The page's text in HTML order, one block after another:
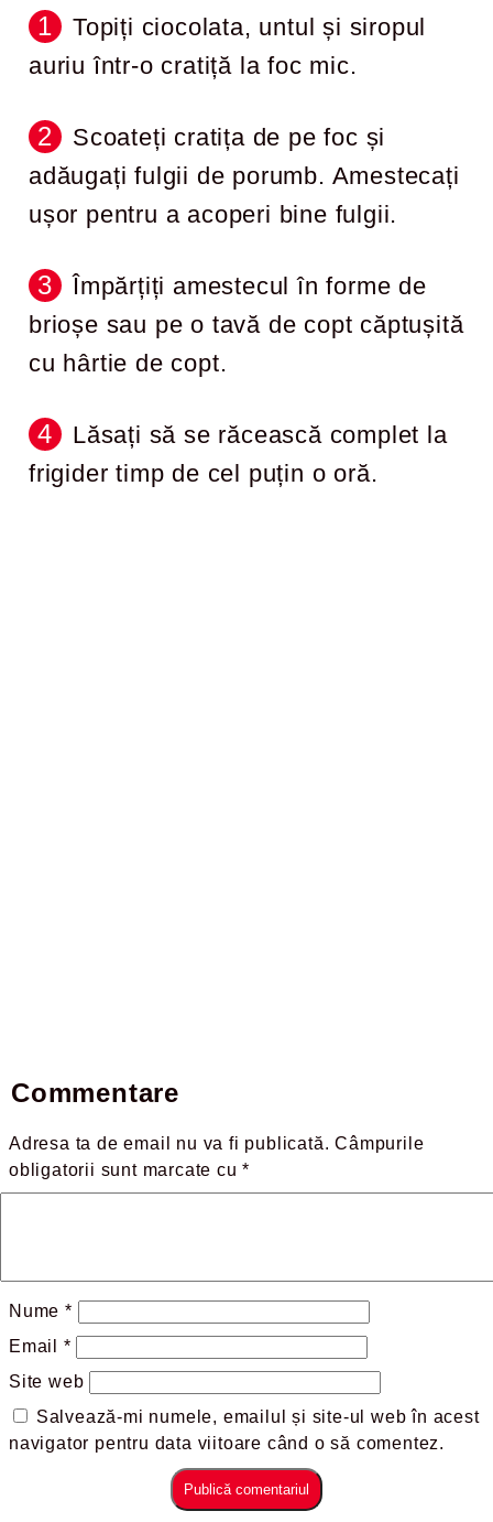
Topiți ciocolata, untul și siropul
auriu într-o cratiță la foc mic.
Scoateți cratița de pe foc și
adăugați fulgii de porumb. Amestecați
ușor pentru a acoperi bine fulgii.
Împărțiți amestecul în forme de
brioșe sau pe o tavă de copt căptușită
cu hârtie de copt.
Lăsați să se răcească complet la
frigider timp de cel puțin o oră.
Commentare
Adresa ta de email nu va fi publicată. Câmpurile
obligatorii sunt marcate cu*
Nume *
Email *
Site web
Salvează-mi numele, emailul și site-ul web în acest
navigator pentru data viitoare când o să comentez.